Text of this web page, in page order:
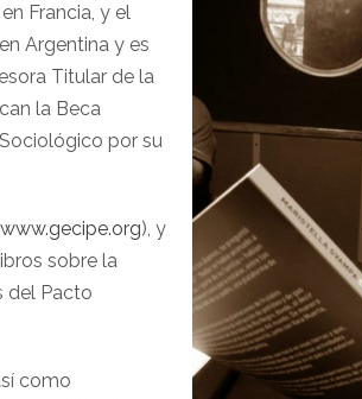
Francia, y el
Argentina y es
Titular de la
la Beca
por su
www.gecipe.org), y
sobre la
del Pacto
como